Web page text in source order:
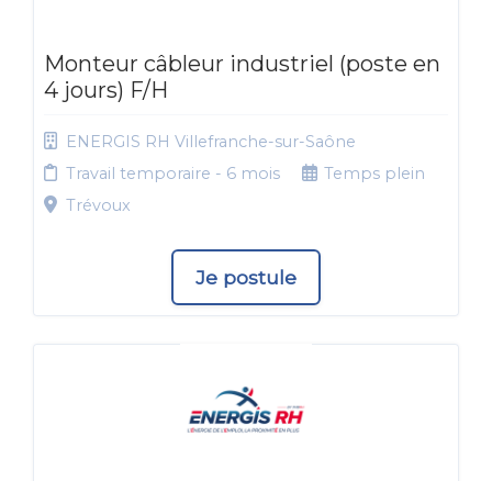
Monteur câbleur industriel (poste en
4 jours) F/H
ENERGIS RH Villefranche-sur-Saône
Travail temporaire - 6 mois
Temps plein
Trévoux
Je postule